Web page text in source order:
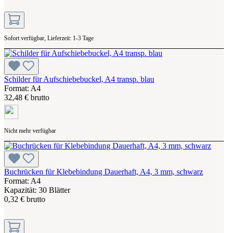
Sofort verfügbar, Lieferzeit: 1-3 Tage
Schilder für Aufschiebebuckel, A4 transp. blau
Format: A4
32,48 € brutto
Nicht mehr verfügbar
Buchrücken für Klebebindung Dauerhaft, A4, 3 mm, schwarz
Format: A4
Kapazität: 30 Blätter
0,32 € brutto